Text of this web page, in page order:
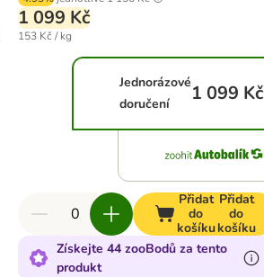
1 099 Kč
153 Kč / kg
Jednorázové
doručení
1 099 Kč
Přidat
do
košíku
Přidat
do
košíku
Získejte 44 zooBodů za tento
produkt